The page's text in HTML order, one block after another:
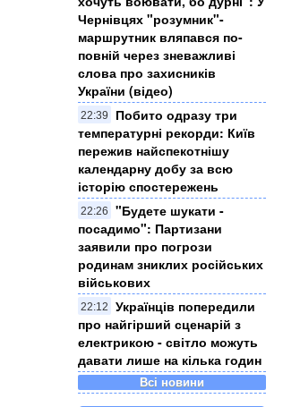
Чернівцях "розумник"-
маршрутник вляпався по-
повній через зневажливі
слова про захисників
України (відео)
22:39
Побито одразу три
температурні рекорди: Київ
пережив найспекотнішу
календарну добу за всю
історію спостережень
22:26
"Будете шукати -
посадимо": Партизани
заявили про погрози
родинам зниклих російських
військових
22:12
Українців попередили
про найгірший сценарій з
електрикою - світло можуть
давати лише на кілька годин
Всі новини